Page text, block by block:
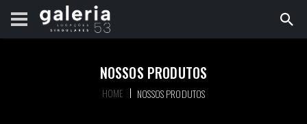
NOSSOS PRODUTOS
HOME NOSSOS PRODUTOS